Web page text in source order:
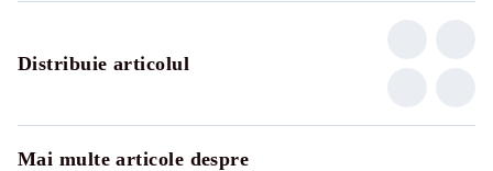
Distribuie articolul
Mai multe articole despre